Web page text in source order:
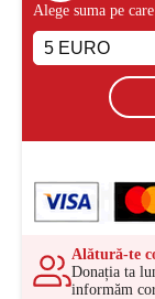
Alege suma pe
Alătură-te
Donația ta
informăm